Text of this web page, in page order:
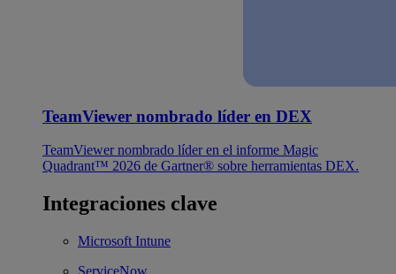
TeamViewer nombrado líder en DEX
TeamViewer nombrado líder en el informe Magic
Quadrant™ 2026 de Gartner® sobre herramientas DEX.
Integraciones clave
Microsoft Intune
ServiceNow